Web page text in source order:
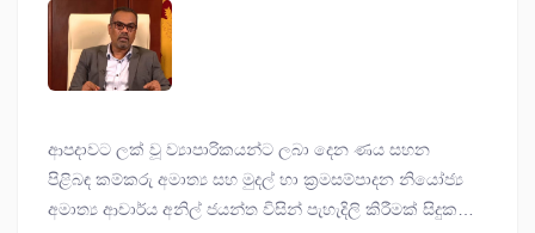
ආපදාවට ලක් වූ ‍ව්‍යාපාරිකයන්ට ලබා දෙන ණය සහන
පිළිබඳ කම්කරු අමාත්‍ය සහ මුදල් හා ක්‍රමසම්පාදන නියෝජ්‍ය
අමාත්‍ය ආචාර්ය අනිල් ජයන්ත විසින් පැහැදිලි කිරීමක් සිදුකර